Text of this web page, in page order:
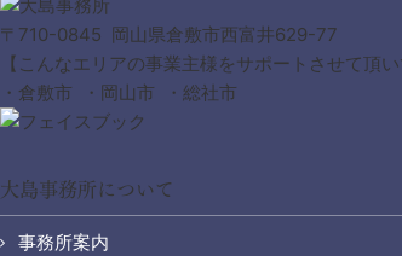
〒710-0845 岡山県倉敷市西富井629-77
【こんなエリアの事業主様をサポートさせて頂い
・倉敷市 ・岡山市 ・総社市
大島事務所について
事務所案内